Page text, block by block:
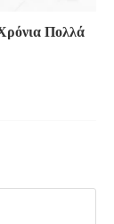
Πολλά